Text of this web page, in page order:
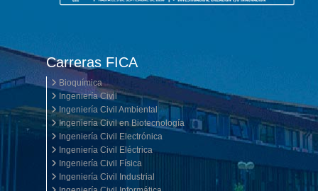
Carreras FICA
Bioquímica
Ingeniería Civil
Ingeniería Civil Ambiental
Ingeniería Civil en Biotecnología
Ingeniería Civil Electrónica
Ingeniería Civil Eléctrica
Ingeniería Civil Física
Ingeniería Civil Industrial